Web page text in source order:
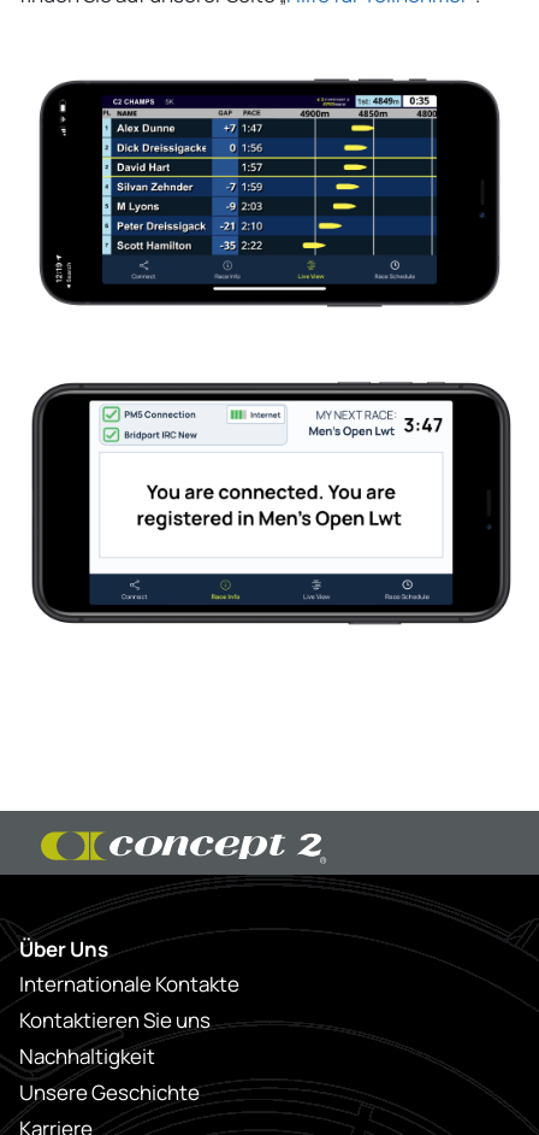
Über Uns
Internationale Kontakte
Kontaktieren Sie uns
Nachhaltigkeit
Unsere Geschichte
Karriere